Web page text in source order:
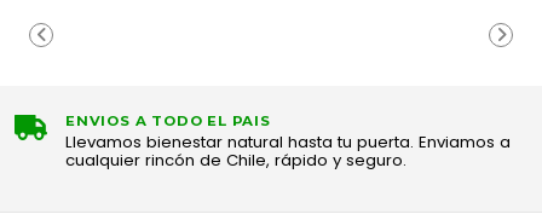
ENVIOS A TODO EL PAIS
Llevamos bienestar natural hasta tu puerta. Enviamos a
cualquier rincón de Chile, rápido y seguro.